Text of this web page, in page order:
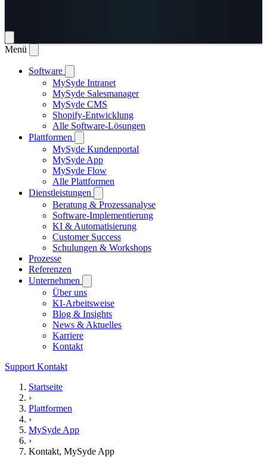
Menü
Software
MySyde Intranet
MySyde Salesmanager
MySyde CMS
Shopify-Entwicklung
Alle Software-Lösungen
Plattformen
MySyde Kundenportal
MySyde App
MySyde Flow
Alle Plattformen
Dienstleistungen
Beratung & Prozessanalyse
Software-Implementierung
KI & Automatisierung
Customer Success
Schulungen & Workshops
Prozesse
Referenzen
Unternehmen
Über uns
KI-Arbeitsweise
Blog & Insights
News & Aktuelles
Karriere
Kontakt
Support Kontakt
Startseite
›
Plattformen
›
MySyde App
›
Kontakt, MySyde App